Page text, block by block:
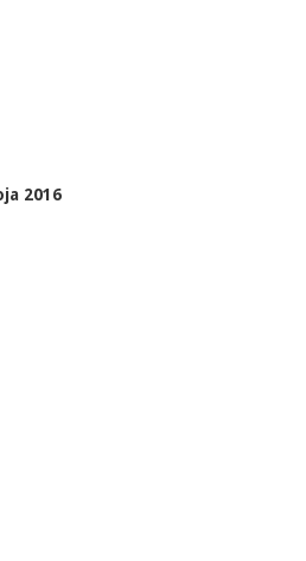
2016